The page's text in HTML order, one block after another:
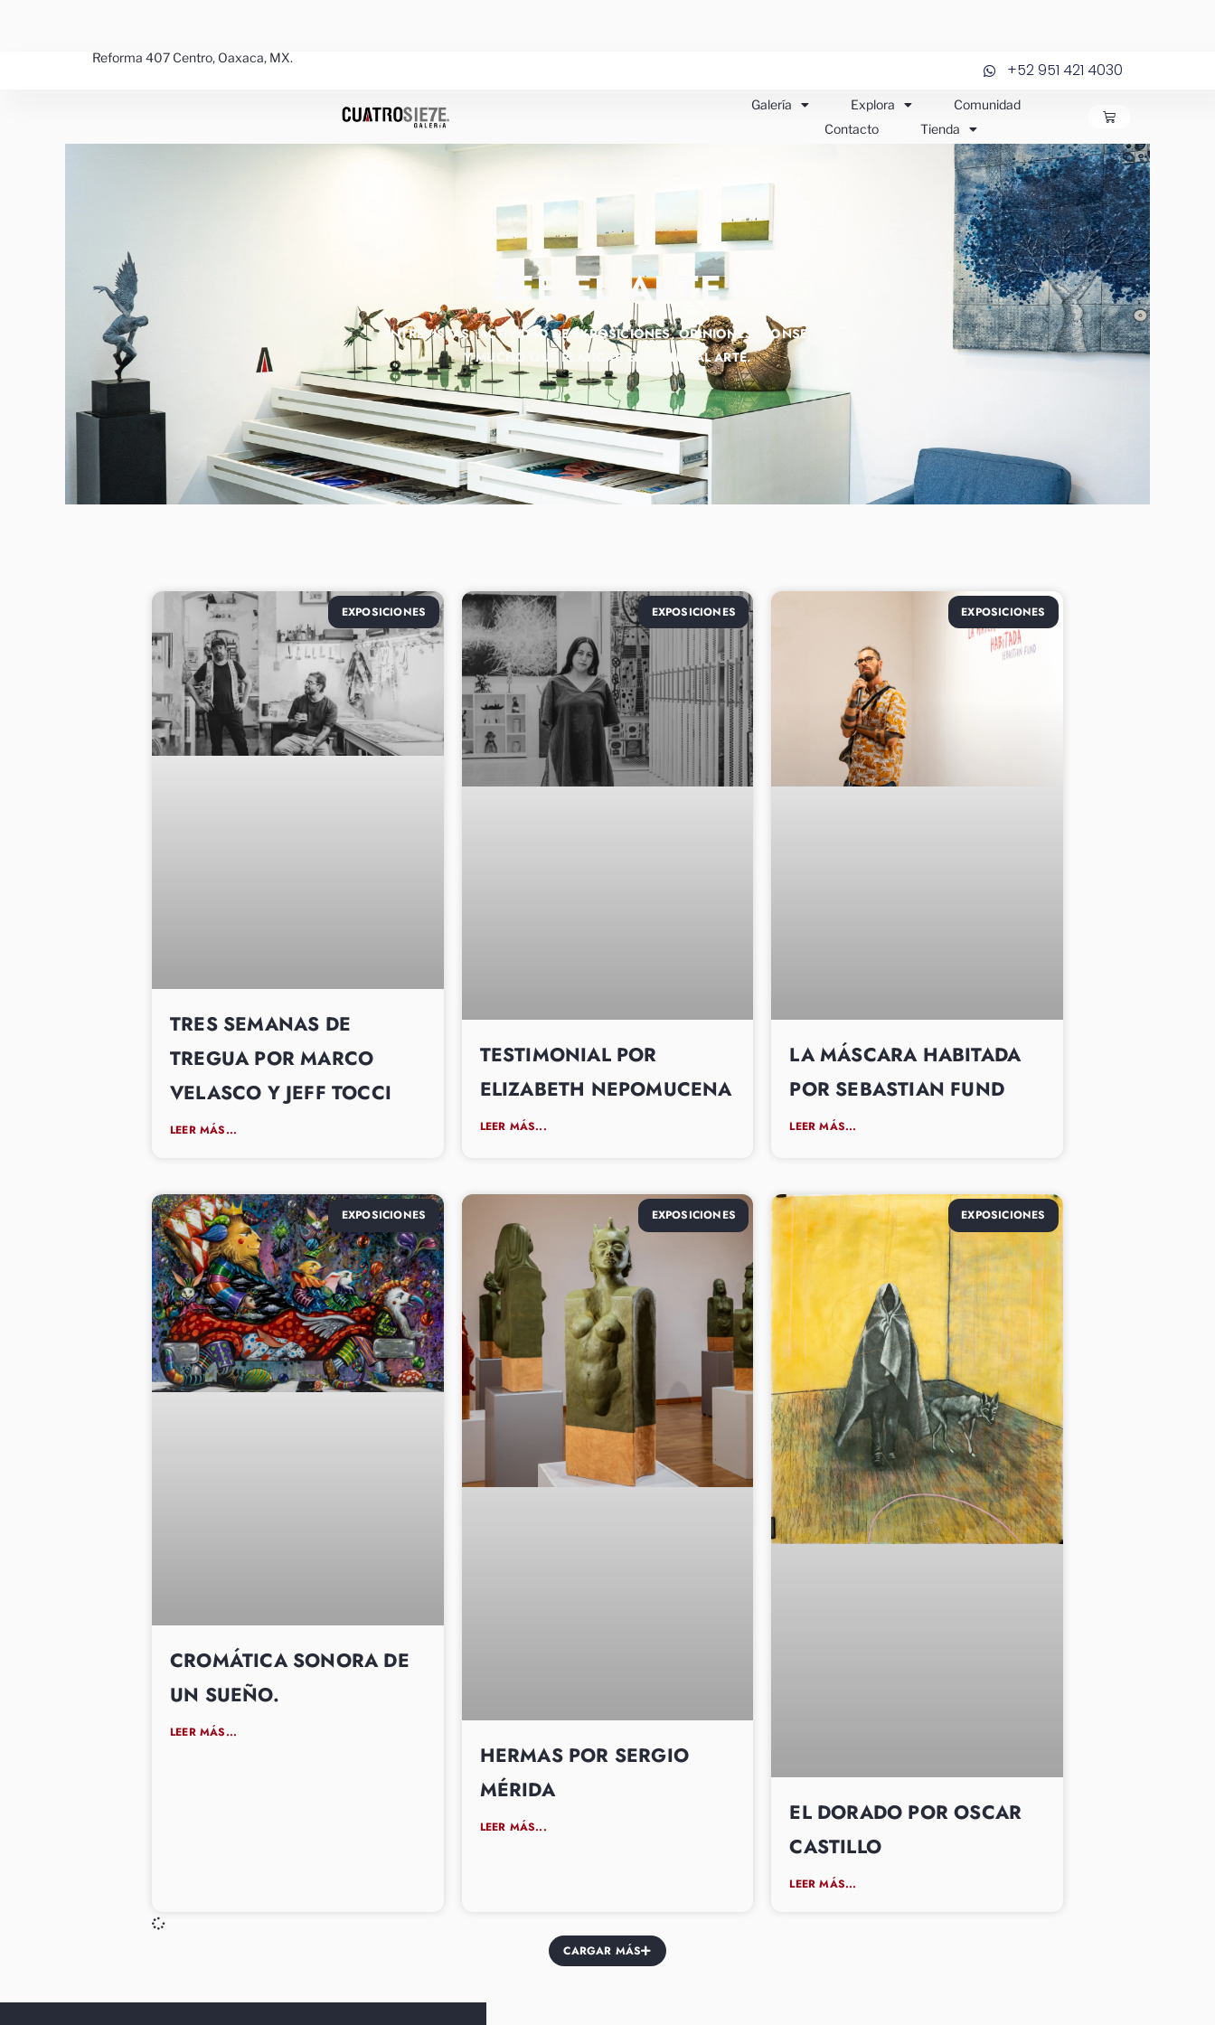
Reforma 407 Centro, Oaxaca, MX.
+52 951 421 4030
Galería Explora
Comunidad
Contacto
Tienda CARRITO
LEE EL ARTE
ENTREVISTAS, ACTIVIDAD DE EXPOSICIONES, OPINIONES, CONSEJOS
Y MUCHO QUE PLATICAR ENTORNO AL ARTE.
EXPOSICIONES
TRES SEMANAS DE
TREGUA POR MARCO
VELASCO Y JEFF TOCCI
LEER MÁS...
EXPOSICIONES
TESTIMONIAL POR
ELIZABETH NEPOMUCENA
LEER MÁS...
EXPOSICIONES
LA MÁSCARA HABITADA
POR SEBASTIAN FUND
LEER MÁS...
EXPOSICIONES
CROMÁTICA SONORA DE
UN SUEÑO.
LEER MÁS...
EXPOSICIONES
HERMAS POR SERGIO
MÉRIDA
LEER MÁS...
EXPOSICIONES
EL DORADO POR OSCAR
CASTILLO
LEER MÁS...
CARGAR MÁS